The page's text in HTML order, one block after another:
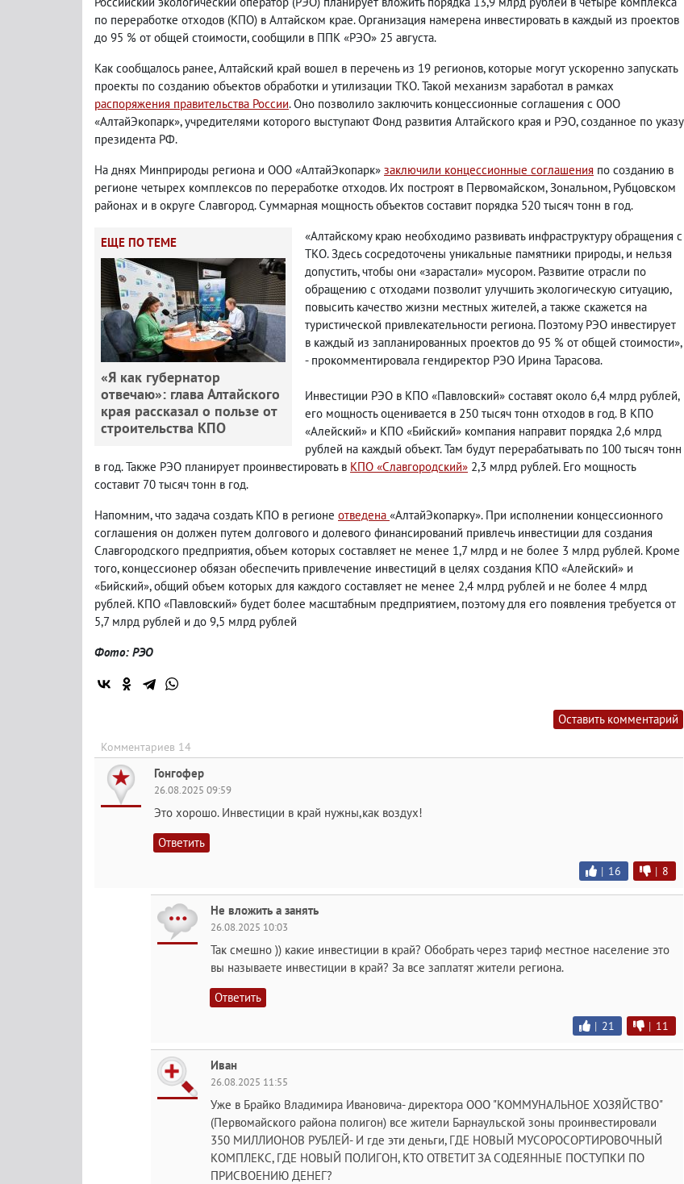
по переработке отходов (КПО) в Алтайском крае. Организация намерена инвестировать в каждый из проектов
до 95 % от общей стоимости, сообщили в ППК «РЭО» 25 августа.
Как сообщалось ранее, Алтайский край вошел в перечень из 19 регионов, которые могут ускоренно запускать
проекты по созданию объектов обработки и утилизации ТКО. Такой механизм заработал в рамках
распоряжения правительства России. Оно позволило заключить концессионные соглашения с ООО
«АлтайЭкопарк», учредителями которого выступают Фонд развития Алтайского края и РЭО, созданное по указу
президента РФ.
На днях Минприроды региона и ООО «АлтайЭкопарк» заключили концессионные соглашения по созданию в
регионе четырех комплексов по переработке отходов. Их построят в Первомайском, Зональном, Рубцовском
районах и в округе Славгород. Суммарная мощность объектов составит порядка 520 тысяч тонн в год.
ЕЩЕ ПО ТЕМЕ
«Я как губернатор
отвечаю»: глава Алтайского
края рассказал о пользе от
строительства КПО
«Алтайскому краю необходимо развивать инфраструктуру обращения с
ТКО. Здесь сосредоточены уникальные памятники природы, и нельзя
допустить, чтобы они «зарастали» мусором. Развитие отрасли по
обращению с отходами позволит улучшить экологическую ситуацию,
повысить качество жизни местных жителей, а также скажется на
туристической привлекательности региона. Поэтому РЭО инвестирует
в каждый из запланированных проектов до 95 % от общей стоимости»,
- прокомментировала гендиректор РЭО Ирина Тарасова.
Инвестиции РЭО в КПО «Павловский» составят около 6,4 млрд рублей,
его мощность оценивается в 250 тысяч тонн отходов в год. В КПО
«Алейский» и КПО «Бийский» компания направит порядка 2,6 млрд
рублей на каждый объект. Там будут перерабатывать по 100 тысяч тонн
в год. Также РЭО планирует проинвестировать в КПО «Славгородский» 2,3 млрд рублей. Его мощность
составит 70 тысяч тонн в год.
Напомним, что задача создать КПО в регионе отведена «АлтайЭкопарку». При исполнении концессионного
соглашения он должен путем долгового и долевого финансирований привлечь инвестиции для создания
Славгородского предприятия, объем которых составляет не менее 1,7 млрд и не более 3 млрд рублей. Кроме
того, концессионер обязан обеспечить привлечение инвестиций в целях создания КПО «Алейский» и
«Бийский», общий объем которых для каждого составляет не менее 2,4 млрд рублей и не более 4 млрд
рублей. КПО «Павловский» будет более масштабным предприятием, поэтому для его появления требуется от
5,7 млрд рублей и до 9,5 млрд рублей
Фото: РЭО
Оставить комментарий
Комментариев 14
Гонгофер
26.08.2025 09:59
Это хорошо. Инвестиции в край нужны,как воздух!
Ответить
| 16 | 8
Не вложить а занять
26.08.2025 10:03
Так смешно )) какие инвестиции в край? Обобрать через тариф местное население это
вы называете инвестиции в край? За все заплатят жители региона.
Ответить
| 21 | 11
Иван
26.08.2025 11:55
Уже в Брайко Владимира Ивановича- директора ООО "КОММУНАЛЬНОЕ ХОЗЯЙСТВО"
(Первомайского района полигон) все жители Барнаульской зоны проинвестировали
350 МИЛЛИОНОВ РУБЛЕЙ- И где эти деньги, ГДЕ НОВЫЙ МУСОРОСОРТИРОВОЧНЫЙ
КОМПЛЕКС, ГДЕ НОВЫЙ ПОЛИГОН, КТО ОТВЕТИТ ЗА СОДЕЯННЫЕ ПОСТУПКИ ПО
ПРИСВОЕНИЮ ДЕНЕГ?